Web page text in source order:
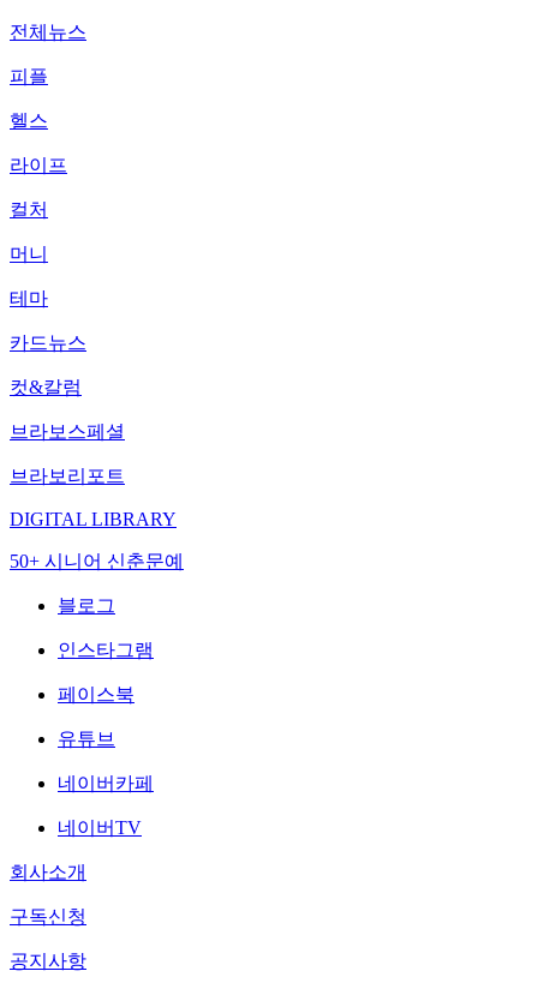
전체뉴스
피플
헬스
라이프
컬처
머니
테마
카드뉴스
컷&칼럼
브라보스페셜
브라보리포트
DIGITAL LIBRARY
50+ 시니어 신춘문예
블로그
인스타그램
페이스북
유튜브
네이버카페
네이버TV
회사소개
구독신청
공지사항